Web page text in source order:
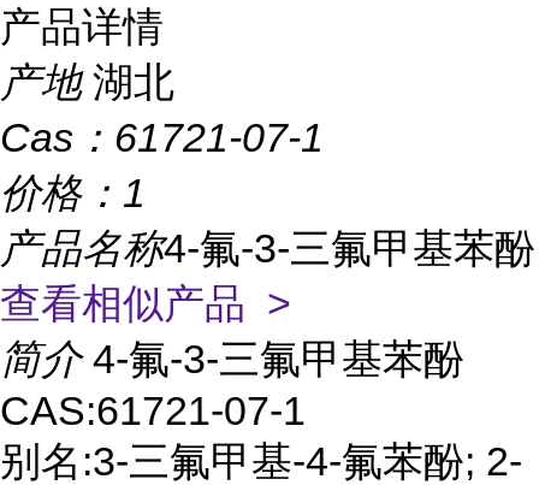
产品详情
产地 湖北
Cas： 61721-07-1
价格： 1
产品名称4-氟-3-三氟甲基苯酚
查看相似产品 >
简介 4-氟-3-三氟甲基苯酚
CAS:61721-07-1
别名:3-三氟甲基-4-氟苯酚; 2-